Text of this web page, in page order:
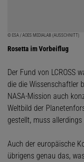
© ESA / AOES MEDIALAB (AUSSCHNITT)
Rosetta im Vorbeiflug
Der Fund von LCROSS
die die Wissenschaftler
NASA-Mission auch
Weltbild der
gestellt, muss
Auch der europäische
übrigens genau das,